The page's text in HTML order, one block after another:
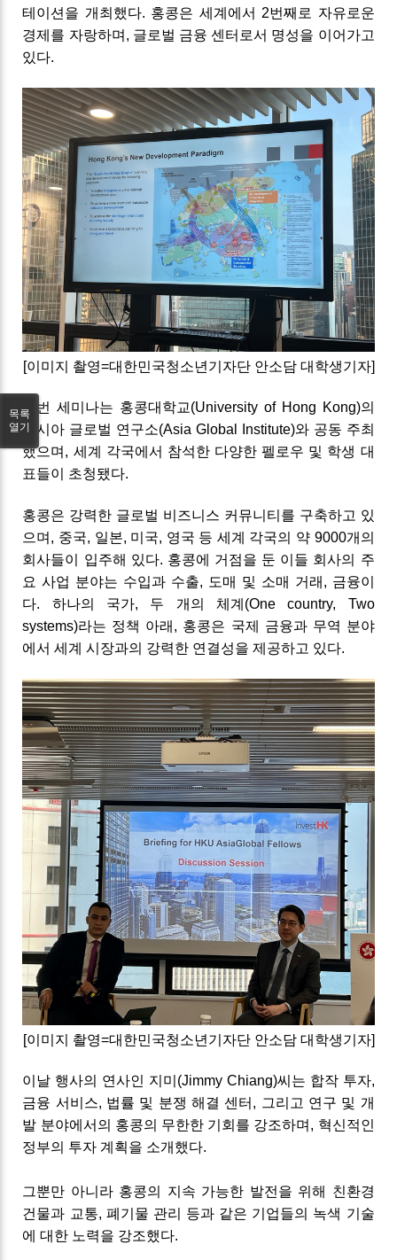
테이션을 개최했다. 홍콩은 세계에서 2번째로 자유로운
경제를 자랑하며, 글로벌 금융 센터로서 명성을 이어가고
있다.
[이미지 촬영=대한민국청소년기자단 안소담 대학생기자]
이번 세미나는 홍콩대학교(University of Hong Kong)의
아시아 글로벌 연구소(Asia Global Institute)와 공동 주최
했으며, 세계 각국에서 참석한 다양한 펠로우 및 학생 대
표들이 초청됐다.
홍콩은 강력한 글로벌 비즈니스 커뮤니티를 구축하고 있
으며, 중국, 일본, 미국, 영국 등 세계 각국의 약 9000개의
회사들이 입주해 있다. 홍콩에 거점을 둔 이들 회사의 주
요 사업 분야는 수입과 수출, 도매 및 소매 거래, 금융이
다. 하나의 국가, 두 개의 체계(One country, Two
systems)라는 정책 아래, 홍콩은 국제 금융과 무역 분야
에서 세계 시장과의 강력한 연결성을 제공하고 있다.
[이미지 촬영=대한민국청소년기자단 안소담 대학생기자]
이날 행사의 연사인 지미(Jimmy Chiang)씨는 합작 투자,
금융 서비스, 법률 및 분쟁 해결 센터, 그리고 연구 및 개
발 분야에서의 홍콩의 무한한 기회를 강조하며, 혁신적인
정부의 투자 계획을 소개했다.
그뿐만 아니라 홍콩의 지속 가능한 발전을 위해 친환경
건물과 교통, 폐기물 관리 등과 같은 기업들의 녹색 기술
에 대한 노력을 강조했다.
목록
열기